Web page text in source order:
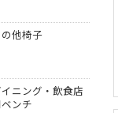
他椅子
ニング・飲食店
ンチ